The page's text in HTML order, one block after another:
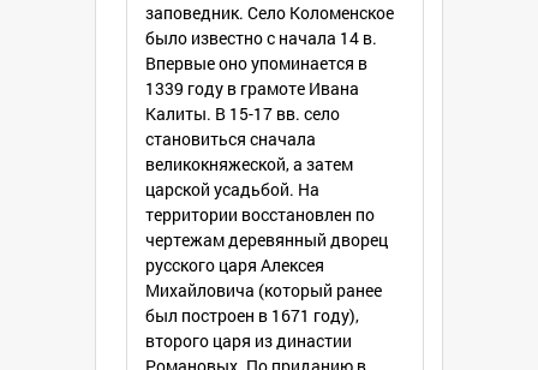
заповедник. Село Коломенское
было известно с начала 14 в.
Впервые оно упоминается в
1339 году в грамоте Ивана
Калиты. В 15-17 вв. село
становиться сначала
великокняжеской, а затем
царской усадьбой. На
территории восстановлен по
чертежам деревянный дворец
русского царя Алексея
Михайловича (который ранее
был построен в 1671 году),
второго царя из династии